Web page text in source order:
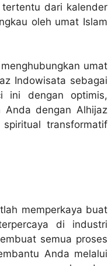
dari kalender
oleh umat Islam
umat
Indowisata sebagai
ini dengan optimis,
Anda dengan Alhijaz
transformatif
memperkaya buat
di industri
semua proses
Anda melalui